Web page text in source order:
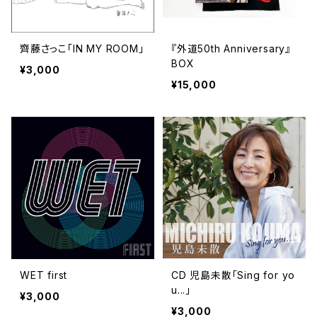
齊藤さっこ「IN MY ROOM」
¥3,000
『外道50th Anniversary』
BOX
¥15,000
WET first
¥3,000
CD 児島未散「Sing for yo
u...」
¥3,000